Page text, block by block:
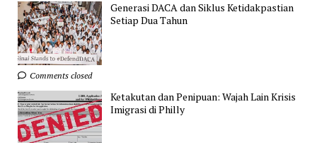
Generasi DACA dan Siklus Ketidakpastian
Setiap Dua Tahun
Comments closed
Ketakutan dan Penipuan: Wajah Lain Krisis
Imigrasi di Philly